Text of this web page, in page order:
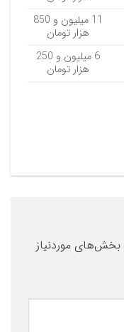
11 میلیون و 850
هزار تومان
6 میلیون و 250
هزار تومان
بخش‌های موردنیاز